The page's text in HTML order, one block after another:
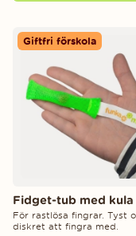
Giftfri förskola
Fidget-tub med kula
För rastlösa fingrar. Tyst
diskret att fingra med.